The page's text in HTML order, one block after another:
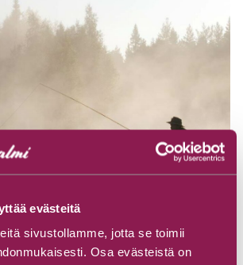
evästeitä
sivustollamme, jotta se toimii
Osa evästeistä on